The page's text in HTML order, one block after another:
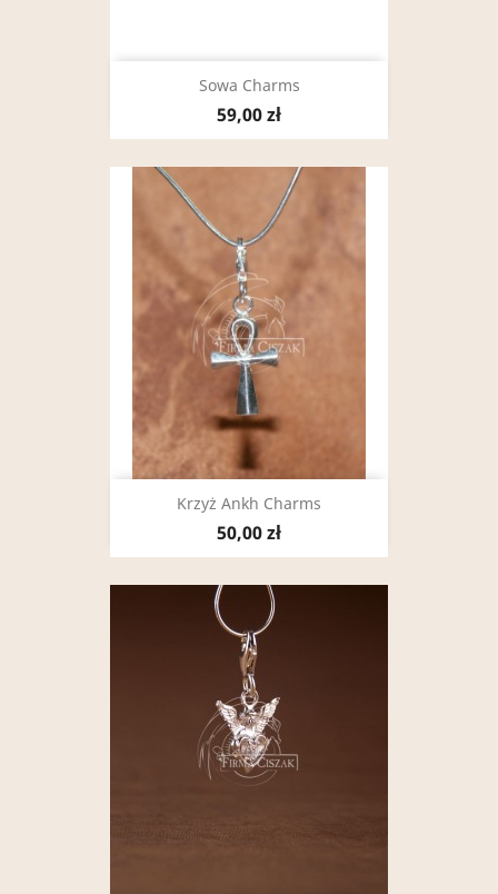
Sowa Charms
59,00 zł
Krzyż Ankh Charms
50,00 zł